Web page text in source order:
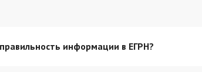
информации в ЕГРН?